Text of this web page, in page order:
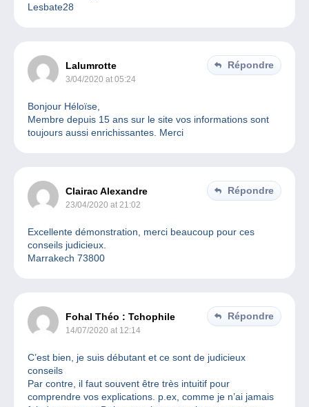
Lesbate28
Lalumrotte
3/04/2020 at 05:24
Répondre
Bonjour Héloïse,
Membre depuis 15 ans sur le site vos informations sont
toujours aussi enrichissantes. Merci
Clairac Alexandre
23/04/2020 at 21:02
Répondre
Excellente démonstration, merci beaucoup pour ces
conseils judicieux.
Marrakech 73800
Fohal Théo : Tchophile
14/07/2020 at 12:14
Répondre
C’est bien, je suis débutant et ce sont de judicieux
conseils
Par contre, il faut souvent être très intuitif pour
comprendre vos explications. p.ex, comme je n’ai jamais